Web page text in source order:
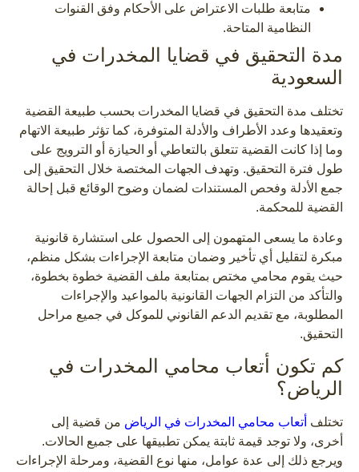
متابعة طلبات الاعتراض على الأحكام وفق القنوات
النظامية المتاحة.
مدة التحقيق في قضايا المخدرات في
السعودية
تختلف مدة التحقيق في قضايا المخدرات بحسب طبيعة القضية
وتعقيدها وعدد الأطراف والأدلة المتوفرة، كما تؤثر طبيعة الاتهام
وما إذا كانت القضية تتعلق بالتعاطي أو الحيازة أو الترويج على
طول فترة التحقيق. وتهدف الجهات المختصة خلال التحقيق إلى
جمع الأدلة وفحص المستندات لضمان وضوح الوقائع قبل إحالة
القضية للمحكمة.
وعادة ما يسعى المتهمون إلى الحصول على استشارة قانونية
مبكرة لتقليل أي تأخير وضمان متابعة الإجراءات بشكل منظم،
حيث يقوم محامي مختص بمتابعة ملف القضية خطوة بخطوة،
والتأكد من التزام الجهات القانونية بالمواعيد والإجراءات
المطلوبة، مع تقديم الدعم القانوني للموكل في جميع مراحل
التحقيق.
كم تكون أتعاب محامي المخدرات في
الرياض؟
تختلف أتعاب محامي المخدرات في الرياض من قضية إلى
أخرى، ولا توجد قيمة ثابتة يمكن تطبيقها على جميع الحالات.
ويرجع ذلك إلى عدة عوامل، منها نوع القضية، ومرحلة الإجراءات